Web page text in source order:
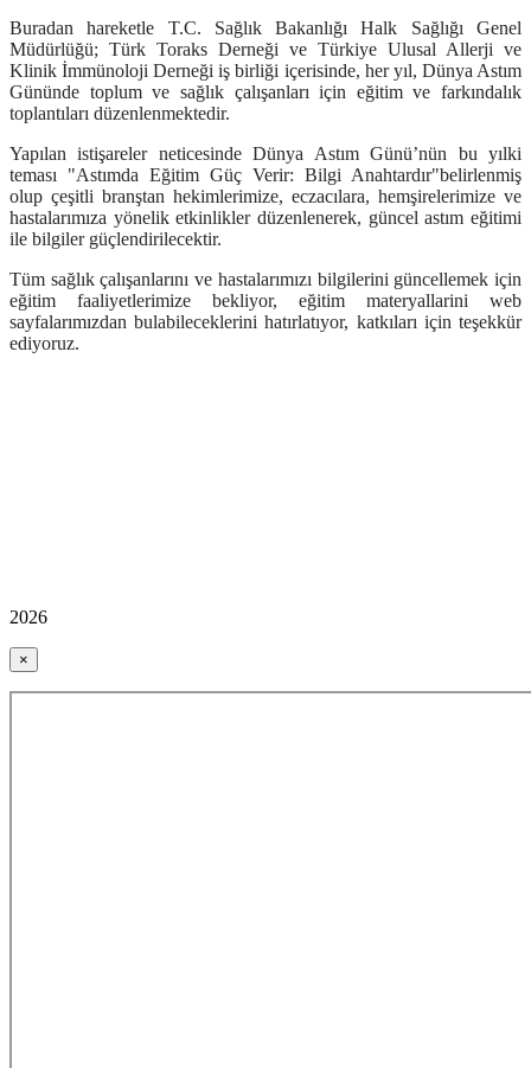
Buradan hareketle T.C. Sağlık Bakanlığı Halk Sağlığı Genel
Müdürlüğü; Türk Toraks Derneği ve Türkiye Ulusal Allerji ve
Klinik İmmünoloji Derneği iş birliği içerisinde, her yıl, Dünya Astım
Gününde toplum ve sağlık çalışanları için eğitim ve farkındalık
toplantıları düzenlenmektedir.
Yapılan istişareler neticesinde Dünya Astım Günü’nün bu yılki
teması "Astımda Eğitim Güç Verir: Bilgi Anahtardır"belirlenmiş
olup çeşitli branştan hekimlerimize, eczacılara, hemşirelerimize ve
hastalarımıza yönelik etkinlikler düzenlenerek, güncel astım eğitimi
ile bilgiler güçlendirilecektir.
Tüm sağlık çalışanlarını ve hastalarımızı bilgilerini güncellemek için
eğitim faaliyetlerimize bekliyor, eğitim materyallarini web
sayfalarımızdan bulabileceklerini hatırlatıyor, katkıları için teşekkür
ediyoruz.
2026
×